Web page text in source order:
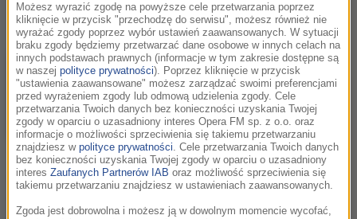
Oliver Stone, Michael Douglas /IAN LANGSDON / PAP/EPA
Michael Douglas i Willem Dafoe, którzy znaleźli się w
obsadzie filmu „White Lies”, już wcześniej współpracowali z
Możesz wyrazić zgodę na powyższe cele przetwarzania poprzez
kliknięcie w przycisk "przechodzę do serwisu", możesz również nie
wyrażać zgody poprzez wybór ustawień zaawansowanych. W sytuacji
braku zgody będziemy przetwarzać dane osobowe w innych celach na
innych podstawach prawnych (informacje w tym zakresie dostępne są
w naszej polityce prywatności). Poprzez kliknięcie w przycisk
"ustawienia zaawansowane" możesz zarządzać swoimi preferencjami
przed wyrażeniem zgody lub odmową udzielenia zgody. Cele
przetwarzania Twoich danych bez konieczności uzyskania Twojej
zgody w oparciu o uzasadniony interes Opera FM sp. z o.o. oraz
informacje o możliwości sprzeciwienia się takiemu przetwarzaniu
znajdziesz w polityce prywatności . Cele przetwarzania Twoich danych
bez konieczności uzyskania Twojej zgody w oparciu o uzasadniony
interes Zaufanych Partnerów IAB oraz możliwość sprzeciwienia się
takiemu przetwarzaniu znajdziesz w ustawieniach zaawansowanych.
Zgoda jest dobrowolna i możesz ją w dowolnym momencie wycofać,